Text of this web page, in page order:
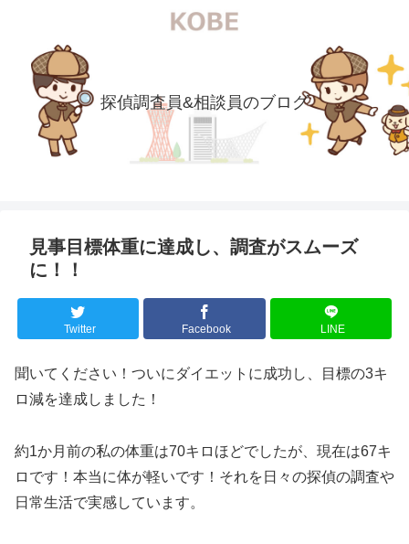
探偵調査員&相談員のブログ
見事目標体重に達成し、調査がスムーズ
に！！
Twitter Facebook LINE
聞いてください！ついにダイエットに成功し、目標の3キ
ロ減を達成しました！
約1か月前の私の体重は70キロほどでしたが、現在は67キ
ロです！本当に体が軽いです！それを日々の探偵の調査や
日常生活で実感しています。